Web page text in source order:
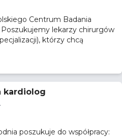
Centrum Badania
lekarzy chirurgów
którzy chcą
kardiolog
poszukuje do współpracy: